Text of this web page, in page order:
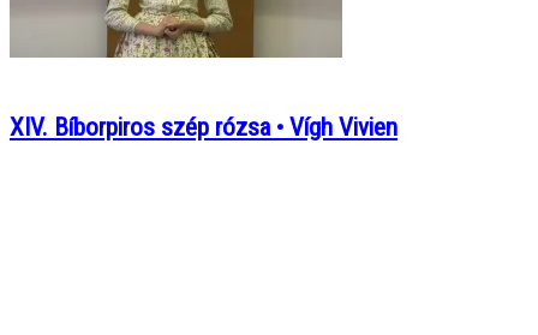
XIV. Bíborpiros szép rózsa • Vígh Vivien